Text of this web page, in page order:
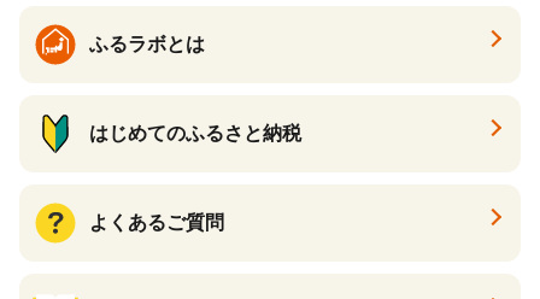
ふるラボとは
はじめてのふるさと納税
よくあるご質問